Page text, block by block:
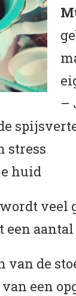
–
stress
huid
wordt veel
een
van de
een